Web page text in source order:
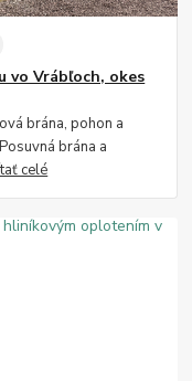
vo Vrábľoch, okes
brána, pohon a
brána a
celé